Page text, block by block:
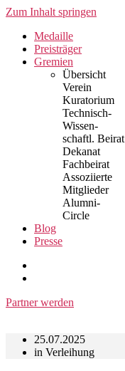
Zum Inhalt springen
Medaille
Preisträger
Gremien
Übersicht
Verein
Kuratorium
Technisch-
Wissen-
schaftl. Beirat
Dekanat
Fachbeirat
Assoziierte
Mitglieder
Alumni-
Circle
Blog
Presse
Partner werden
25.07.2025
in Verleihung